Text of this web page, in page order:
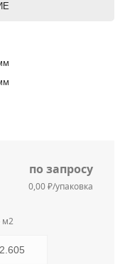
по запросу
0,00 ₽/упаковка
м2